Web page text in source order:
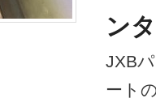
ン
JXB
ート